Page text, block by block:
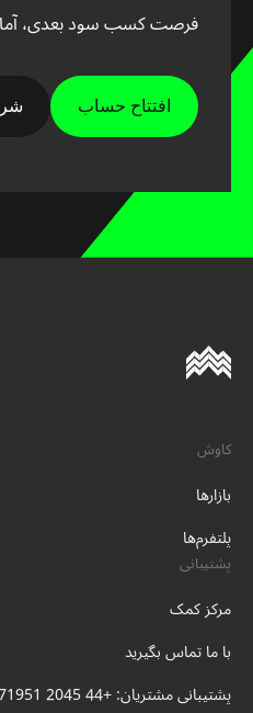
فرصت کسب سود بعدی،
افتتاح حساب
کاوش
بازارها
پلتفرم‌ها
پشتیبانی
مرکز کمک
با ما تماس بگیرید
پشتیبانی مشتریان: +44 2045 771951